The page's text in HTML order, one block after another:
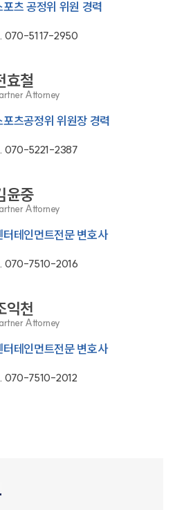
포츠 공정위 위원 경력
070-5117-2950
효철
Attorney
포츠공정위 위원장 경력
070-5221-2387
윤중
Attorney
터테인먼트전문 변호사
070-7510-2016
익천
Attorney
터테인먼트전문 변호사
070-7510-2012